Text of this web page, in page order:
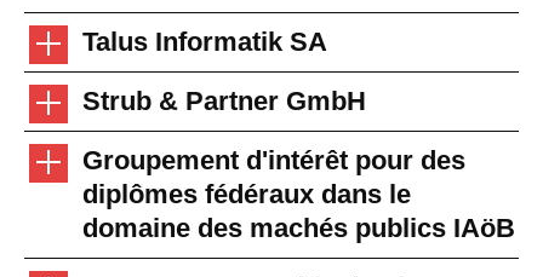
Talus Informatik SA
Strub & Partner GmbH
Groupement d'intérêt pour des
diplômes fédéraux dans le
domaine des machés publics IAöB